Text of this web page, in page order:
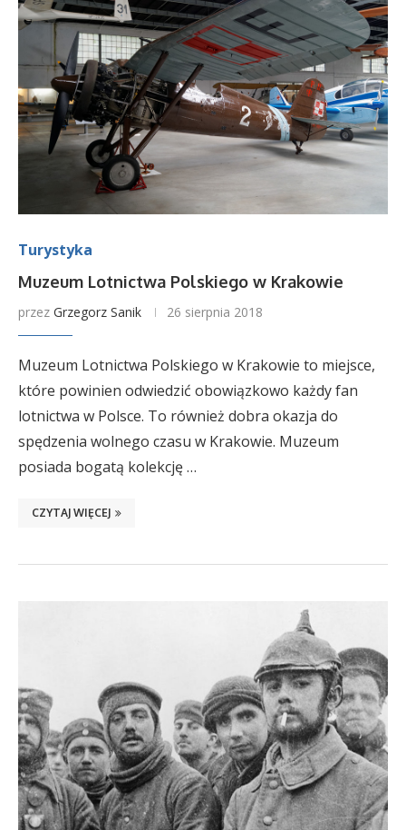
Turystyka
Muzeum Lotnictwa Polskiego w Krakowie
przez Grzegorz Sanik 26 sierpnia 2018
Muzeum Lotnictwa Polskiego w Krakowie to miejsce,
które powinien odwiedzić obowiązkowo każdy fan
lotnictwa w Polsce. To również dobra okazja do
spędzenia wolnego czasu w Krakowie. Muzeum
posiada bogatą kolekcję …
CZYTAJ WIĘCEJ